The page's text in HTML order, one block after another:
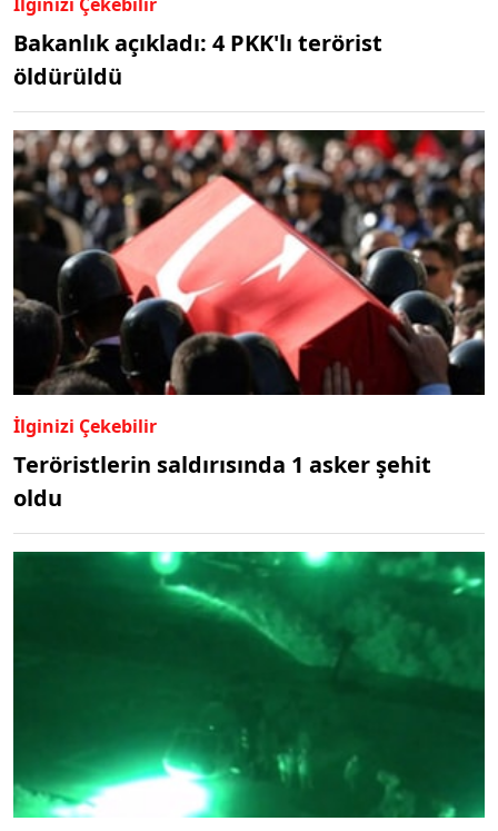
Bakanlık açıkladı: 4 PKK'lı terörist
öldürüldü
İlginizi Çekebilir
Teröristlerin saldırısında 1 asker şehit
oldu